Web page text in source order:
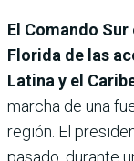
El Comando
Florida de las
Latina y el
marcha de una
región. El
pasado, durante